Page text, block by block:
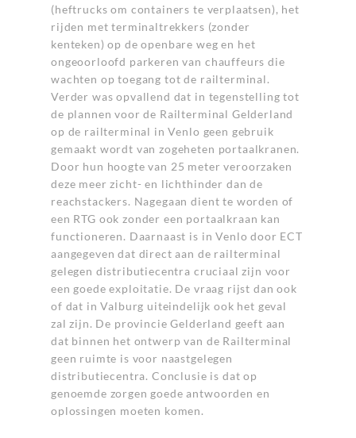
(heftrucks om containers te verplaatsen), het
rijden met terminaltrekkers (zonder
kenteken) op de openbare weg en het
ongeoorloofd parkeren van chauffeurs die
wachten op toegang tot de railterminal.
Verder was opvallend dat in tegenstelling tot
de plannen voor de Railterminal Gelderland
op de railterminal in Venlo geen gebruik
gemaakt wordt van zogeheten portaalkranen.
Door hun hoogte van 25 meter veroorzaken
deze meer zicht- en lichthinder dan de
reachstackers. Nagegaan dient te worden of
een RTG ook zonder een portaalkraan kan
functioneren. Daarnaast is in Venlo door ECT
aangegeven dat direct aan de railterminal
gelegen distributiecentra cruciaal zijn voor
een goede exploitatie. De vraag rijst dan ook
of dat in Valburg uiteindelijk ook het geval
zal zijn. De provincie Gelderland geeft aan
dat binnen het ontwerp van de Railterminal
geen ruimte is voor naastgelegen
distributiecentra. Conclusie is dat op
genoemde zorgen goede antwoorden en
oplossingen moeten komen.